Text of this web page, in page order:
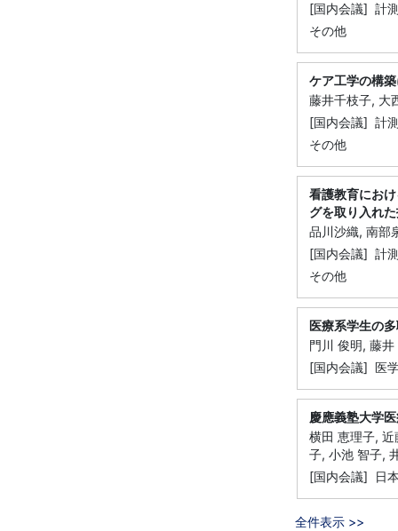
[国内会議] 計
その他
ケア工学の構
藤井千枝子, 大
[国内会議] 計
その他
看護教育にお
グを取り入れ
品川沙織, 南部
[国内会議] 計
その他
医療系学生の
門川 俊明, 藤
[国内会議] 医
慶應義塾大学
横田 恵理子,
子, 小池 智子,
[国内会議] 日
全件表示 >>